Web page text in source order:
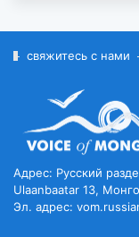
свяжитесь с нами
Адрес: Русский
Ulaanbaatar 13,
Эл. адрес: